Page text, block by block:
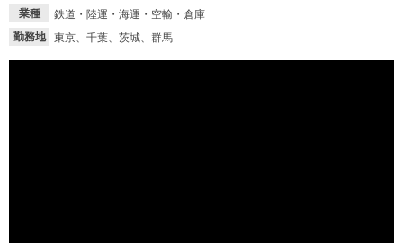
業種
鉄道・陸運・海運・空輸・倉庫
勤務地
東京、千葉、茨城、群馬